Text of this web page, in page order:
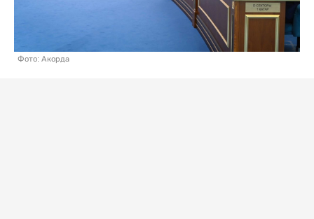
Фото: Акорда